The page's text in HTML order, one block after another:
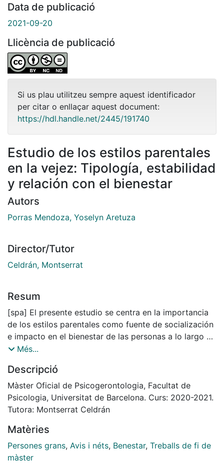
Data de publicació
2021-09-20
Llicència de publicació
Si us plau utilitzeu sempre aquest identificador
per citar o enllaçar aquest document:
https://hdl.handle.net/2445/191740
Estudio de los estilos parentales
en la vejez: Tipología, estabilidad
y relación con el bienestar
Autors
Porras Mendoza, Yoselyn Aretuza
Director/Tutor
Celdrán, Montserrat
Resum
[spa] El presente estudio se centra en la importancia
de los estilos parentales como fuente de socialización
e impacto en el bienestar de las personas a lo largo de
la vida. Este estudio presenta 3 objetivos específicos:
las personas mayores ejercen actualmente hacia sus
nietos; (2) identificar de forma transversal la
estabilidad y la transmisión intergeneracional de los
estilos parentales de las personas mayores en tres
padres de hijos menores de edad y a través del
recuerdo de cómo sus padres les criaron cuando eran
pequeños; y (3) analizar la relación entre los estilos
Més...
Descripció
Màster Oficial de Psicogerontologia, Facultat de
Psicologia, Universitat de Barcelona. Curs: 2020-2021.
Tutora: Montserrat Celdrán
Matèries
Persones grans, Avis i néts, Benestar, Treballs de fi de
màster